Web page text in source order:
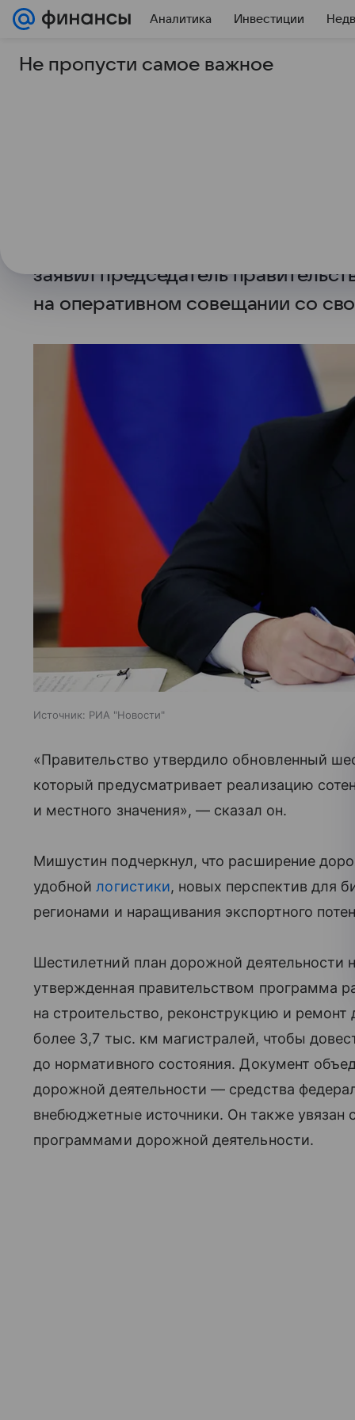
Аналитика Инвестиции
31 марта 2026 ТАСС
шестилетний план дорожной
включает в себя модернизацию и
заявил председатель
на оперативном совещании со
Источник: РИА "Новости"
«Правительство утвердило обновленный
который предусматривает реализацию
и местного значения», — сказал он.
Мишустин подчеркнул, что расширение
удобнойлогистики, новых перспектив для
регионами и наращивания экспортного
Шестилетний план дорожной деятельности
утвержденная правительством программа
на строительство, реконструкцию и
более 3,7 тыс. км магистралей, чтобы
до нормативного состояния. Документ
дорожной деятельности — средства
внебюджетные источники. Он также
программами дорожной деятельности.
Не пропусти самое важное